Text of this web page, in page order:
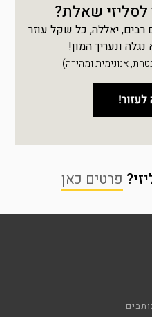
שאלת?
יאללה, כל שקל עוזר
נגלה ונעריך המון!
פרטים כאן